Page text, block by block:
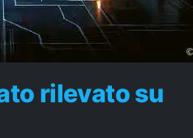
rilevato su